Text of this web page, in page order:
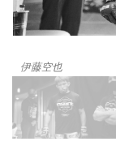
伊藤空也